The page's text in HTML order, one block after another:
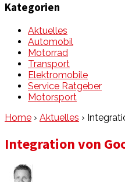
Kategorien
Aktuelles
Automobil
Motorrad
Transport
Elektromobile
Service Ratgeber
Motorsport
Home › Aktuelles ›
Integration von